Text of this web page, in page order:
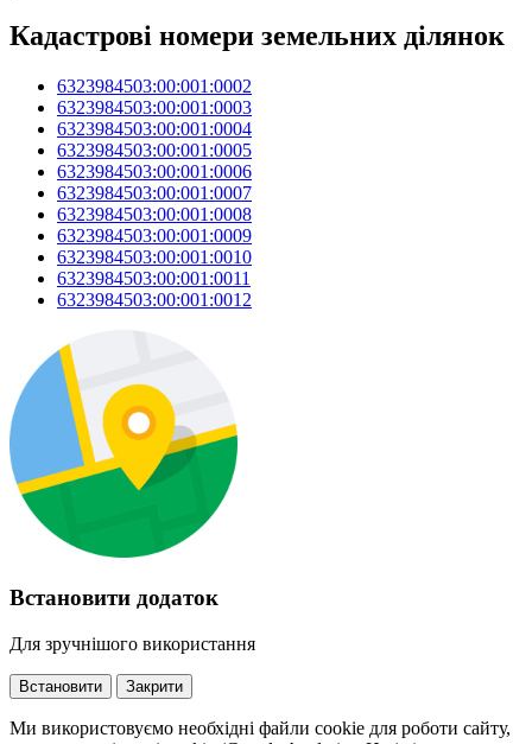
Кадастрові номери земельних ділянок
6323984503:00:001:0002
6323984503:00:001:0003
6323984503:00:001:0004
6323984503:00:001:0005
6323984503:00:001:0006
6323984503:00:001:0007
6323984503:00:001:0008
6323984503:00:001:0009
6323984503:00:001:0010
6323984503:00:001:0011
6323984503:00:001:0012
Встановити додаток
Для зручнішого використання
Встановити Закрити
Ми використовуємо необхідні файли cookie для роботи сайту,